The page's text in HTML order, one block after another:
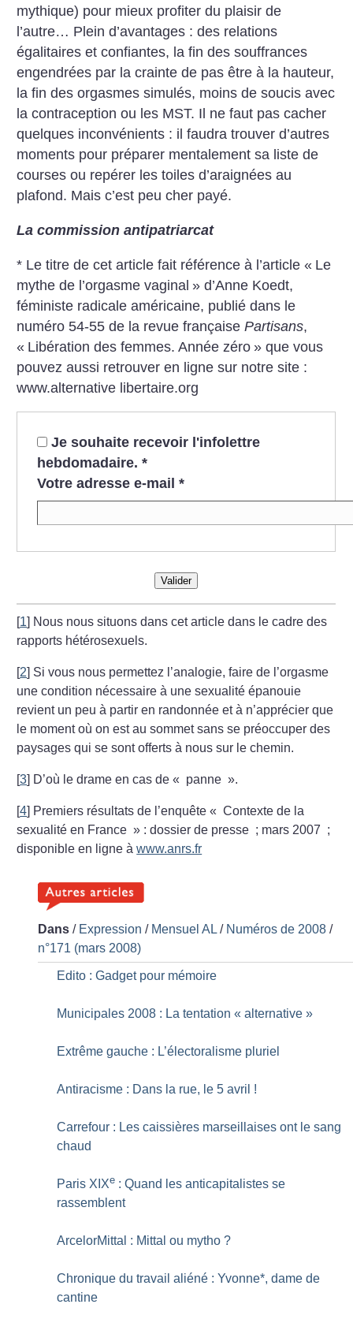
mythique) pour mieux profiter du plaisir de
l’autre… Plein d’avantages : des relations
égalitaires et confiantes, la fin des souffrances
engendrées par la crainte de pas être à la hauteur,
la fin des orgasmes simulés, moins de soucis avec
la contraception ou les MST. Il ne faut pas cacher
quelques inconvénients : il faudra trouver d’autres
moments pour préparer mentalement sa liste de
courses ou repérer les toiles d’araignées au
plafond. Mais c’est peu cher payé.
La commission antipatriarcat
* Le titre de cet article fait référence à l’article « Le
mythe de l’orgasme vaginal » d’Anne Koedt,
féministe radicale américaine, publié dans le
numéro 54-55 de la revue françaisePartisans,
« Libération des femmes. Année zéro » que vous
pouvez aussi retrouver en ligne sur notre site :
www.alternative libertaire.org
Je souhaite recevoir l'infolettre
hebdomadaire. *
Votre adresse e-mail *
Valider
[1] Nous nous situons dans cet article dans le cadre des
rapports hétérosexuels.
[2] Si vous nous permettez l’analogie, faire de l’orgasme
une condition nécessaire à une sexualité épanouie
revient un peu à partir en randonnée et à n’apprécier que
le moment où on est au sommet sans se préoccuper des
paysages qui se sont offerts à nous sur le chemin.
[3] D’où le drame en cas de « panne ».
[4] Premiers résultats de l’enquête « Contexte de la
sexualité en France » : dossier de presse ; mars 2007 ;
disponible en ligne àwww.anrs.fr
Dans / Expression / Mensuel AL / Numéros de 2008 /
n°171 (mars 2008)
Edito : Gadget pour mémoire
Municipales 2008 : La tentation « alternative »
Extrême gauche : L’électoralisme pluriel
Antiracisme : Dans la rue, le 5 avril !
Carrefour : Les caissières marseillaises ont le sang
chaud
Paris XIXe : Quand les anticapitalistes se
rassemblent
ArcelorMittal : Mittal ou mytho ?
Chronique du travail aliéné : Yvonne*, dame de
cantine